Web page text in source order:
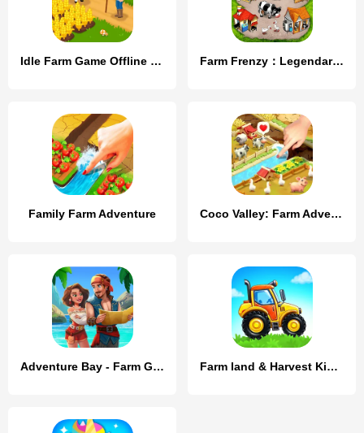
Idle Farm Game Offline Clicker Farm Frenzy：Legendary Classics
Family Farm Adventure Coco Valley: Farm Adventure
Adventure Bay - Farm Games Farm land & Harvest Kids Games